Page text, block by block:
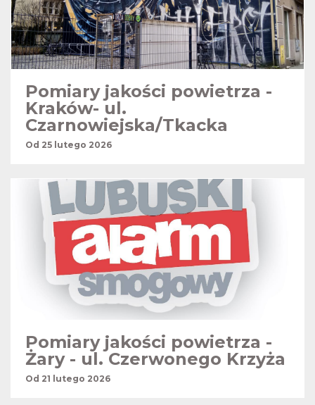
Pomiary jakości powietrza -
Kraków- ul.
Czarnowiejska/Tkacka
Od 25 lutego 2026
Pomiary jakości powietrza -
Żary - ul. Czerwonego Krzyża
Od 21 lutego 2026